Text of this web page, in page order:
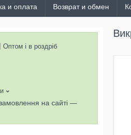
и оплата Возврат и обмен
Оптом і в роздріб
на сайті —